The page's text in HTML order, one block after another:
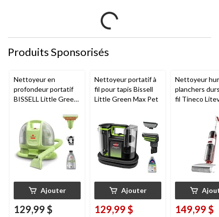
Produits Sponsorisés
Nettoyeur en
profondeur portatif
BISSELL Little Green
tapis et tissus
d'ameublement
Ajouter
129,99 $
Nettoyeur portatif à
fil pour tapis Bissell
Little Green Max Pet
Ajouter
129,99 $
Nettoyeur
planchers
fil Tineco
149,99 $